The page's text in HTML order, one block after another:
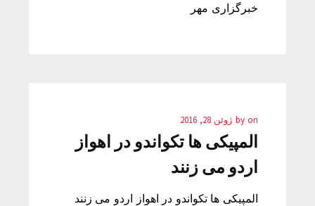
خبرگزاری مهر
by on ژوئن 28, 2016
المپیکی ها تکواندو در اهواز
اردو می زنند
المپیکی ها تکواندو در اهواز اردو می زنند